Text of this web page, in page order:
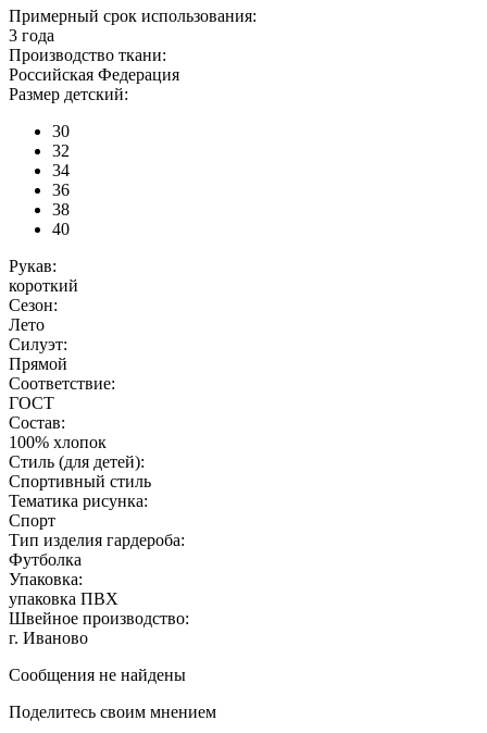
Примерный срок использования:
3 года
Производство ткани:
Российская Федерация
Размер детский:
30
32
34
36
38
40
Рукав:
короткий
Сезон:
Лето
Силуэт:
Прямой
Соответствие:
ГОСТ
Состав:
100% хлопок
Стиль (для детей):
Спортивный стиль
Тематика рисунка:
Спорт
Тип изделия гардероба:
Футболка
Упаковка:
упаковка ПВХ
Швейное производство:
г. Иваново
Сообщения не найдены
Поделитесь своим мнением